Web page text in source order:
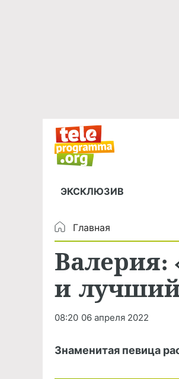
ЭКСКЛЮЗИВ
Главная
Валерия:
и лучший
08:20 06 апреля 2022
Знаменитая певица